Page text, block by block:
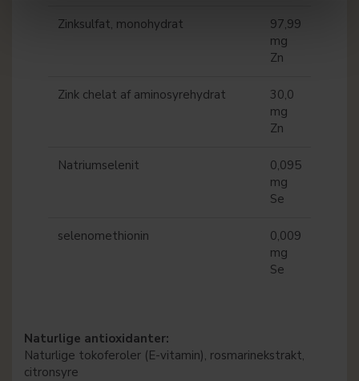
Zinksulfat, monohydrat
97,99
mg
Zn
Zink chelat af aminosyrehydrat
30,0
mg
Zn
Natriumselenit
0,095
mg
Se
selenomethionin
0,009
mg
Se
Naturlige antioxidanter:
Naturlige tokoferoler (E-vitamin), rosmarinekstrakt,
citronsyre